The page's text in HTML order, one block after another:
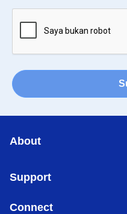
About
Support
Connect